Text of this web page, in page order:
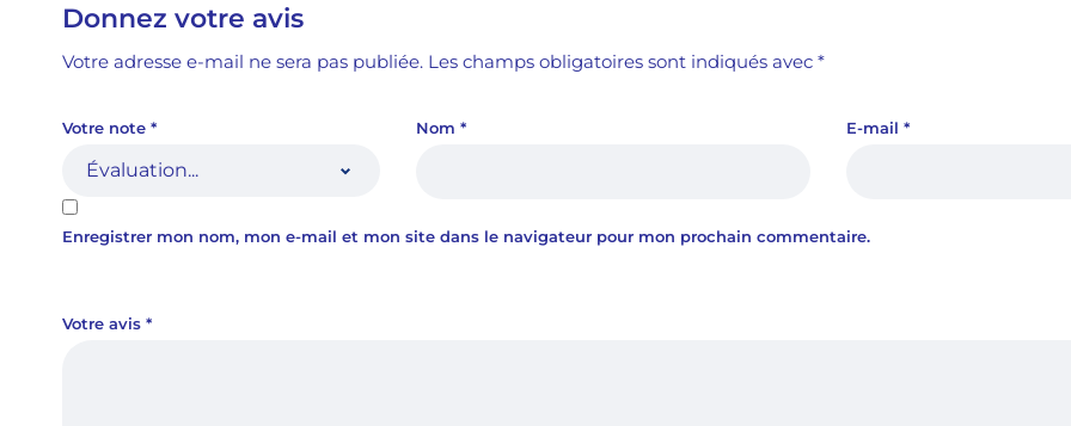
Donnez votre avis
Votre adresse e-mail ne sera pas publiée. Les champs obligatoires sont indiqués avec *
Votre note *
Votre avis *
Nom * E-mail *
Enregistrer mon nom, mon e-mail et mon site dans le navigateur pour mon prochain commentaire.